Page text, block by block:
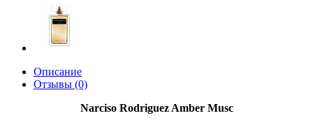
Описание
Отзывы (0)
Narciso Rodriguez Amber Musc